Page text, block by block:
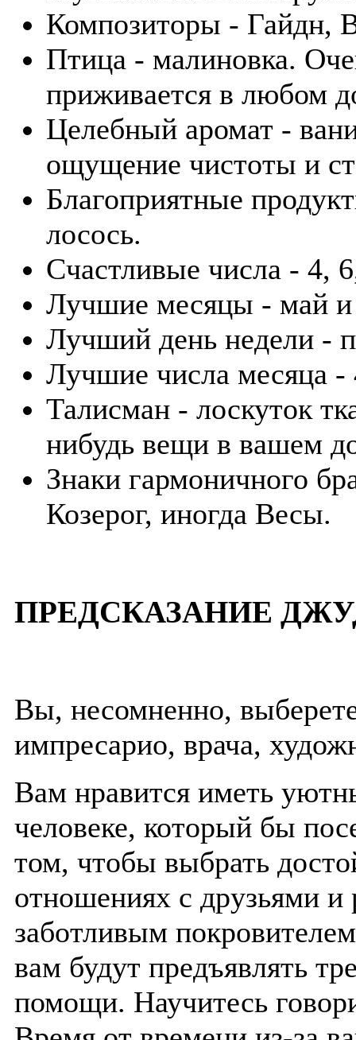
Композиторы - Гайдн,
Птица - малиновка.
приживается в любом
Целебный аромат -
ощущение чистоты и
Благоприятные
лосось.
Счастливые числа - 4,
Лучшие месяцы - май
Лучший день недели -
Лучшие числа месяца -
Талисман - лоскуток
нибудь вещи в вашем
Знаки гармоничного
Козерог, иногда Весы.
ПРЕДСКАЗАНИЕ
Вы, несомненно,
импресарио, врача,
Вам нравится иметь
человеке, который бы
том, чтобы выбрать
отношениях с друзьями
заботливым
вам будут предъявлять
помощи. Научитесь